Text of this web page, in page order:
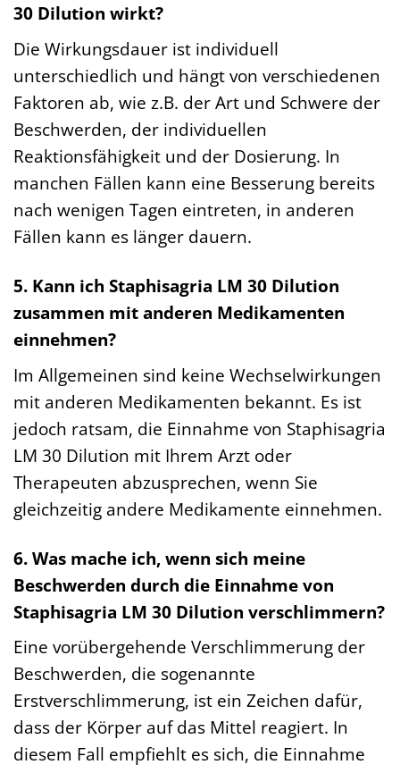
30 Dilution wirkt?
Die Wirkungsdauer ist individuell
unterschiedlich und hängt von verschiedenen
Faktoren ab, wie z.B. der Art und Schwere der
Beschwerden, der individuellen
Reaktionsfähigkeit und der Dosierung. In
manchen Fällen kann eine Besserung bereits
nach wenigen Tagen eintreten, in anderen
Fällen kann es länger dauern.
5. Kann ich Staphisagria LM 30 Dilution
zusammen mit anderen Medikamenten
einnehmen?
Im Allgemeinen sind keine Wechselwirkungen
mit anderen Medikamenten bekannt. Es ist
jedoch ratsam, die Einnahme von Staphisagria
LM 30 Dilution mit Ihrem Arzt oder
Therapeuten abzusprechen, wenn Sie
gleichzeitig andere Medikamente einnehmen.
6. Was mache ich, wenn sich meine
Beschwerden durch die Einnahme von
Staphisagria LM 30 Dilution verschlimmern?
Eine vorübergehende Verschlimmerung der
Beschwerden, die sogenannte
Erstverschlimmerung, ist ein Zeichen dafür,
dass der Körper auf das Mittel reagiert. In
diesem Fall empfiehlt es sich, die Einnahme